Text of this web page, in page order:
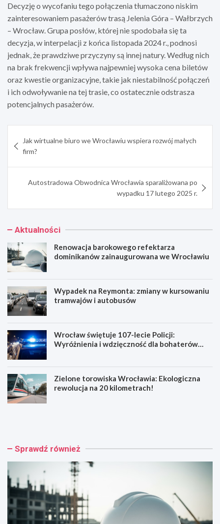
Decyzję o wycofaniu tego połączenia tłumaczono niskim
zainteresowaniem pasażerów trasą Jelenia Góra – Wałbrzych
– Wrocław. Grupa posłów, której nie spodobała się ta
decyzja, w interpelacji z końca listopada 2024 r., podnosi
jednak, że prawdziwe przyczyny są innej natury. Według nich
na brak frekwencji wpływa najpewniej wysoka cena biletów
oraz kwestie organizacyjne, takie jak niestabilność połączeń
i ich odwoływanie na tej trasie, co ostatecznie odstrasza
potencjalnych pasażerów.
wpisu
Jak wirtualne biuro we Wrocławiu wspiera rozwój małych
firm?
Autostradowa Obwodnica Wrocławia sparaliżowana po
wypadku 17 lutego 2025 r.
Aktualności
Renowacja barokowego refektarza
dominikanów zainaugurowana we Wrocławiu
Wypadek na Reymonta: zmiany w kursowaniu
tramwajów i autobusów
Wrocław świętuje 107-lecie Policji:
Wyróżnienia i wdzięczność dla bohaterów
Zielone torowiska Wrocławia: Ekologiczna
rewolucja na 20 kilometrach!
R
a
a
b
a
r
o
W
e
a
R
e
y
m
Sprawdź również